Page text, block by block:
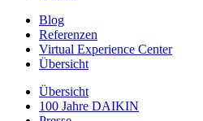
Blog
Referenzen
Virtual Experience Center
Übersicht
Übersicht
100 Jahre DAIKIN